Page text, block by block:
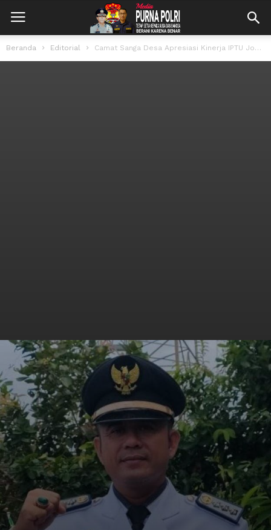
Beranda Editorial Camat Sanga Desa Apresiasi Kinerja IPTU Joharmen Dalam Ungkap Kasus Perampokan dan...